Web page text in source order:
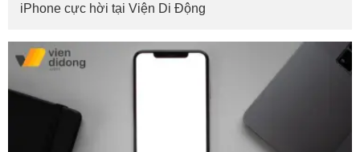
iPhone cực hời tại Viện Di Động